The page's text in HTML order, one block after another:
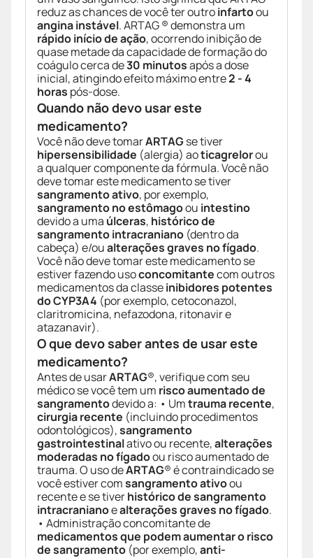
reduz as chances de você ter outroinfartoou
angina instável. ARTAG ® demonstra um
rápido início de ação, ocorrendo inibição de
quase metade da capacidade de formação do
coágulo cerca de30 minutosapós a dose
inicial, atingindo efeito máximo entre2 - 4
horas pós-dose.
Quando não devo usar este
medicamento?
Você não deve tomarARTAGse tiver
hipersensibilidade (alergia) aoticagrelorou
a qualquer componente da fórmula. Você não
deve tomar este medicamento se tiver
sangramento ativo, por exemplo,
sangramento no estômagoou intestino
devido a uma úlceras, histórico de
sangramento intracraniano (dentro da
cabeça) e/oualterações graves no fígado.
Você não deve tomar este medicamento se
estiver fazendo usoconcomitantecom outros
medicamentos da classeinibidores potentes
do CYP3A4 (por exemplo, cetoconazol,
claritromicina, nefazodona, ritonavir e
atazanavir).
O que devo saber antes de usar este
medicamento?
Antes de usarARTAG®, verifique com seu
médico se você tem um risco aumentado de
sangramentodevido a: • Umtrauma recente,
cirurgia recente (incluindo procedimentos
odontológicos),sangramento
gastrointestinalativo ou recente,alterações
moderadas no fígadoou risco aumentado de
trauma. O uso deARTAG® é contraindicado se
você estiver comsangramento ativoou
recente e se tiverhistórico de sangramento
intracranianoealterações graves no fígado.
• Administração concomitante de
medicamentos que podem aumentar o risco
de sangramento (por exemplo,anti-